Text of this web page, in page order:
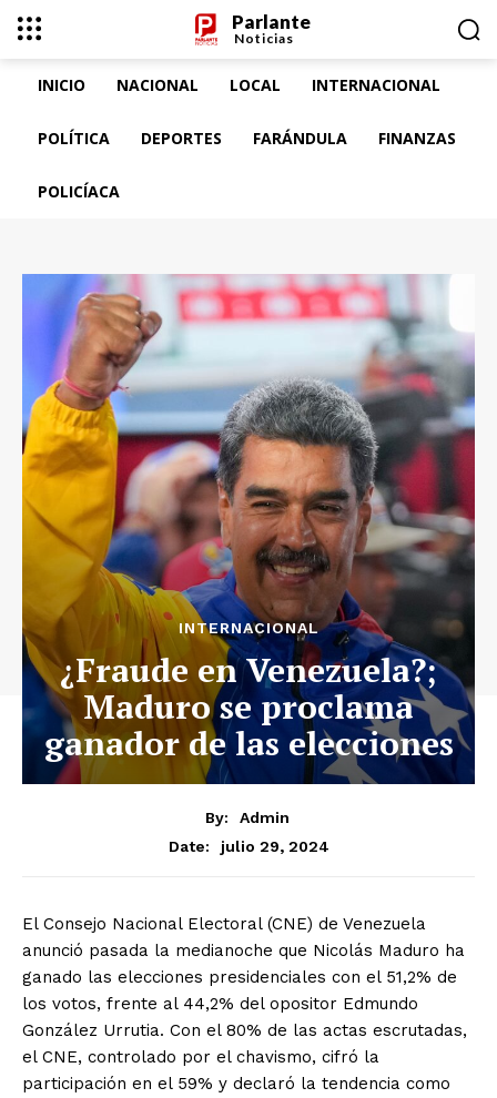
Parlante
Noticias
INICIO NACIONAL LOCAL INTERNACIONAL
POLÍTICA DEPORTES FARÁNDULA FINANZAS
POLICÍACA
INTERNACIONAL
¿Fraude en Venezuela?;
Maduro se proclama
ganador de las elecciones
By:
Admin
Date:
julio 29, 2024
El Consejo Nacional Electoral (CNE) de Venezuela
anunció pasada la medianoche que Nicolás Maduro ha
ganado las elecciones presidenciales con el 51,2% de
los votos, frente al 44,2% del opositor Edmundo
González Urrutia. Con el 80% de las actas escrutadas,
el CNE, controlado por el chavismo, cifró la
participación en el 59% y declaró la tendencia como